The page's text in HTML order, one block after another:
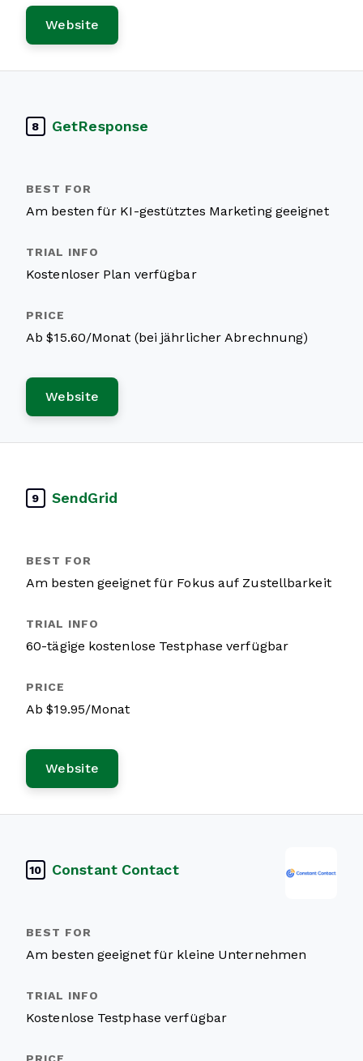
Website
8 GetResponse
Am besten für KI-gestütztes Marketing geeignet
Kostenloser Plan verfügbar
Ab $15.60/Monat (bei jährlicher Abrechnung)
Website
9 SendGrid
Am besten geeignet für Fokus auf Zustellbarkeit
60-tägige kostenlose Testphase verfügbar
Ab $19.95/Monat
Website
10 Constant Contact
Am besten geeignet für kleine Unternehmen
Kostenlose Testphase verfügbar